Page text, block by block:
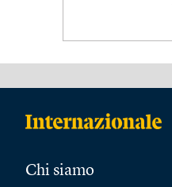
Chi siamo